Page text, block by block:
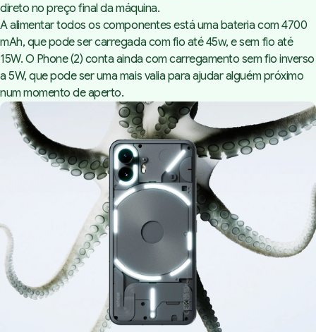
direto no preço final da máquina.
A alimentar todos os componentes está uma bateria com 4700
mAh, que pode ser carregada com fio até 45w, e sem fio até
15W. O Phone (2) conta ainda com carregamento sem fio inverso
a 5W, que pode ser uma mais valia para ajudar alguém próximo
num momento de aperto.